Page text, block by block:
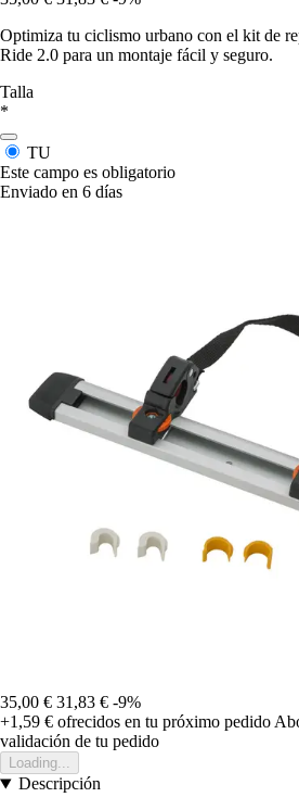
Optimiza tu ciclismo urbano con el kit de
Ride 2.0 para un montaje fácil y seguro.
Talla
*
TU
Este campo es obligatorio
Enviado en 6 días
35,00 € 31,83 € -9%
+1,59 € ofrecidos en tu próximo pedido
validación de tu pedido
Loading...
Descripción